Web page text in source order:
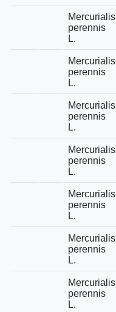
Mercurialis
perennis
L.
Mercurialis
perennis
L.
Mercurialis
perennis
L.
Mercurialis
perennis
L.
Mercurialis
perennis
L.
Mercurialis
perennis
L.
Mercurialis
perennis
L.